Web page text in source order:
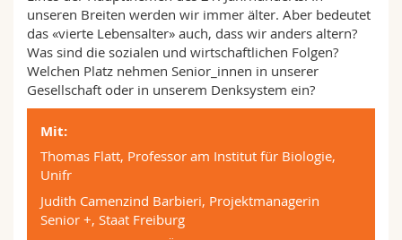
Math.-Nat. und Med. Fak.
Interfakultär
Mitarbeitende
Doktorierende
Webmail
Vorlesungsverzeichnis
MyUnifr
unseren Breiten werden wir immer älter. Aber bedeutet
das «vierte Lebensalter» auch, dass wir anders altern?
Was sind die sozialen und wirtschaftlichen Folgen?
Welchen Platz nehmen Senior_innen in unserer
Gesellschaft oder in unserem Denksystem ein?
Mit:
Thomas Flatt, Professor am Institut für Biologie,
Unifr
Judith Camenzind Barbieri, Projektmanagerin
Senior +, Staat Freiburg